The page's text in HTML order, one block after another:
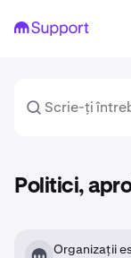
Politici,
Organizații